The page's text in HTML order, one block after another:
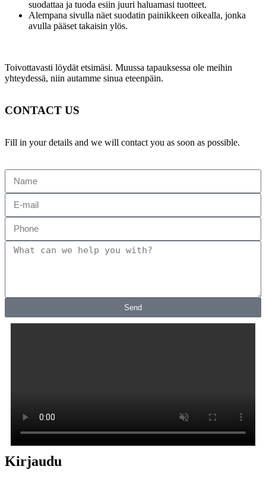
suodattaa ja tuoda esiin juuri haluamasi tuotteet.
Alempana sivulla näet suodatin painikkeen oikealla, jonka
avulla pääset takaisin ylös.
Toivottavasti löydät etsimäsi. Muussa tapauksessa ole meihin
yhteydessä, niin autamme sinua eteenpäin.
CONTACT US
Fill in your details and we will contact you as soon as possible.
Send
Kirjaudu